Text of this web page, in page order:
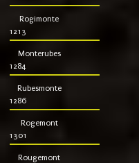
Rogimonte
1213
Monterubes
1284
Rubesmonte
1286
Rogemont
1301
Rougemont